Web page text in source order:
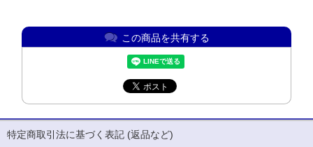
この商品を共有する
特定商取引法に基づく表記 (返品など)